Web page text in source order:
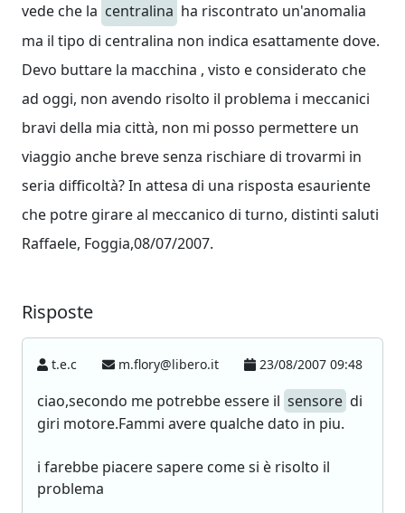
vede che la centralina ha riscontrato un'anomalia
ma il tipo di centralina non indica esattamente dove.
Devo buttare la macchina , visto e considerato che
ad oggi, non avendo risolto il problema i meccanici
bravi della mia città, non mi posso permettere un
viaggio anche breve senza rischiare di trovarmi in
seria difficoltà? In attesa di una risposta esauriente
che potre girare al meccanico di turno, distinti saluti
Raffaele, Foggia,08/07/2007.
Risposte
t.e.c m.flory@libero.it 23/08/2007 09:48
ciao,secondo me potrebbe essere il sensore di
giri motore.Fammi avere qualche dato in piu.
i farebbe piacere sapere come si è risolto il
problema